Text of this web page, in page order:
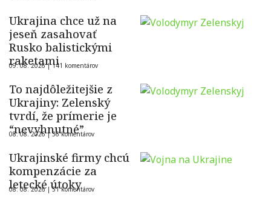
Ukrajina chce už na
jeseň zasahovať
Rusko balistickými
raketami
09. 08. 2026 |141 komentárov
To najdôležitejšie z
Ukrajiny: Zelenský
tvrdí, že prímerie je
“nevyhnutné”
08. 08. 2026 |36 komentárov
Ukrajinské firmy chcú
kompenzácie za
letecké útoky
08. 08. 2026 |51 komentárov